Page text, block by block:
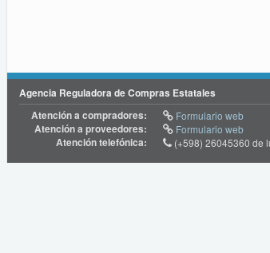
Agencia Reguladora de Compras Estatales
Atención a compradores:
Formulario web
Atención a proveedores: Formulario web
Atención telefónica: (+598) 26045360 de